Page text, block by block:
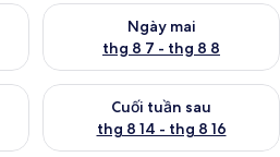
từ thg 8 6 - thg 8 7
Ngày mai
thg 8 7 - thg 8 8
Kiểm tra lượng phòng ngày
này từ thg 8 7 - thg 8 9
Cuối tuần sau
thg 8 14 - thg 8 16
Kiểm tra lượng phòng cuối